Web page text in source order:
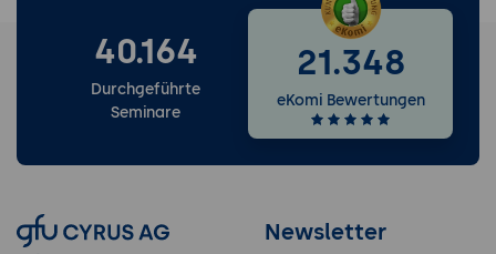
40.164
Durchgeführte
Seminare
21.348
eKomi Bewertungen
Newsletter